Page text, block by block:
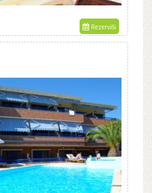
Rezerviši